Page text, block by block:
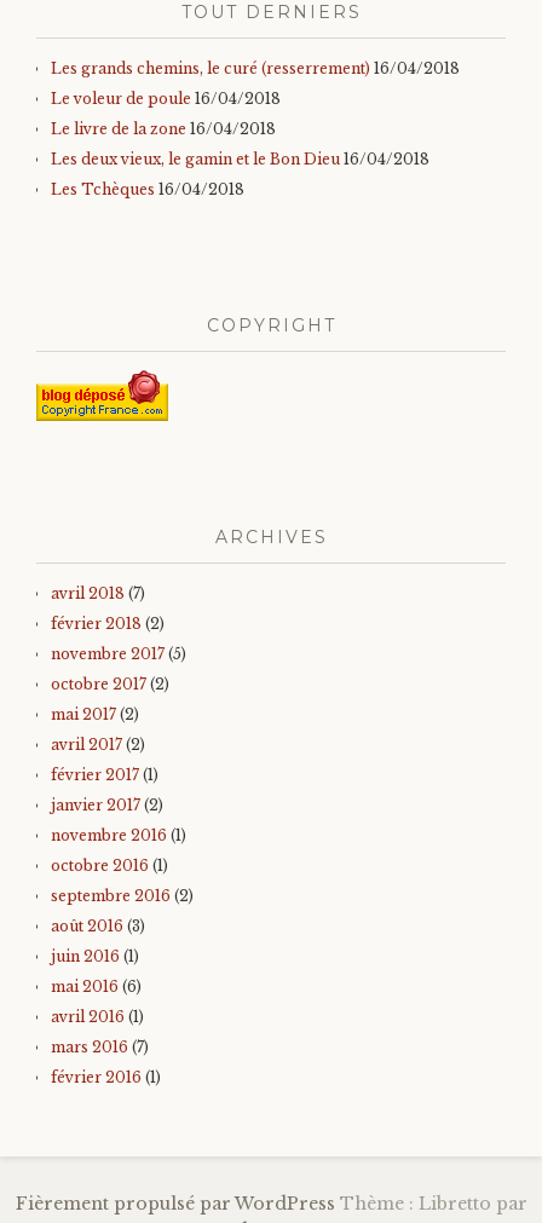
TOUT DERNIERS
Les grands chemins, le curé (resserrement) 16/04/2018
Le voleur de poule 16/04/2018
Le livre de la zone 16/04/2018
Les deux vieux, le gamin et le Bon Dieu 16/04/2018
Les Tchèques 16/04/2018
COPYRIGHT
ARCHIVES
avril 2018 (7)
février 2018 (2)
novembre 2017 (5)
octobre 2017 (2)
mai 2017 (2)
avril 2017 (2)
février 2017 (1)
janvier 2017 (2)
novembre 2016 (1)
octobre 2016 (1)
septembre 2016 (2)
août 2016 (3)
juin 2016 (1)
mai 2016 (6)
avril 2016 (1)
mars 2016 (7)
février 2016 (1)
Fièrement propulsé par WordPress Thème : Libretto par